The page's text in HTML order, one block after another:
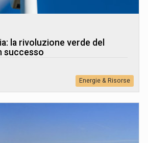
la rivoluzione verde del
successo
Energie & Risorse